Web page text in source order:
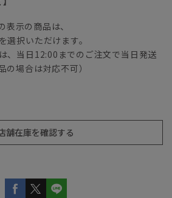
表示の商品は、
選択いただけます。
、当日12:00までのご注文で当日発送
の場合は対応不可）